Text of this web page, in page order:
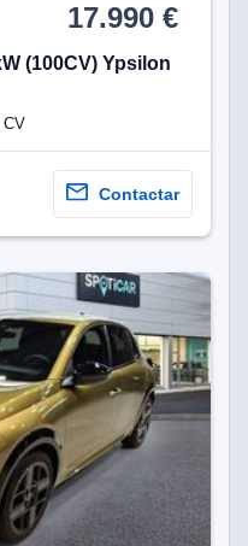
17.990 €
(100CV) Ypsilon
CV
Contactar